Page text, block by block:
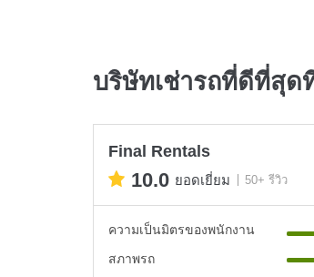
บริษัทเช่ารถที่ดีที่สุด
Final Rentals
10.0 ยอดเยี่ยม 50+ รีวิว
ความเป็นมิตรของพนักงาน
สภาพรถ